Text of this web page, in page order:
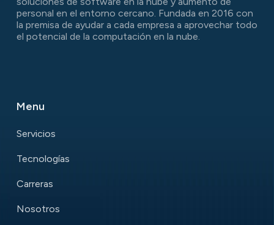
personal en el entorno cercano. Fundada en 2016 con
la premisa de ayudar a cada empresa a aprovechar todo
el potencial de la computación en la nube.
Menu
Servicios
Tecnologías
Carreras
Nosotros